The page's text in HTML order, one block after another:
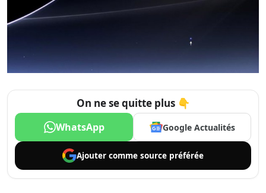
On ne se quitte plus 👇
WhatsApp Google Actualités
Ajouter comme source préférée